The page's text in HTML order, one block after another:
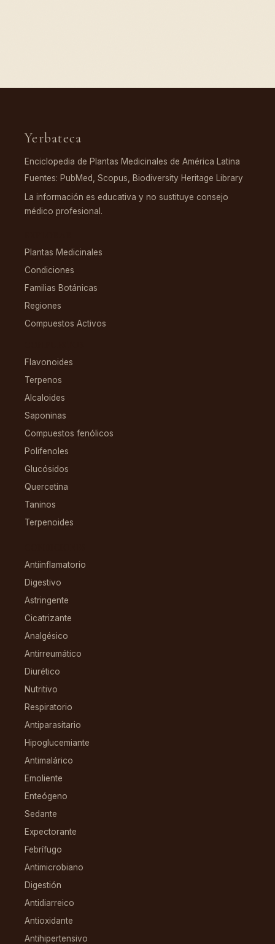
Yerbateca
Enciclopedia de Plantas Medicinales de América Latina
Fuentes: PubMed, Scopus, Biodiversity Heritage Library
La información es educativa y no sustituye consejo
médico profesional.
Plantas Medicinales
Condiciones
Familias Botánicas
Regiones
Compuestos Activos
Flavonoides
Terpenos
Alcaloides
Saponinas
Compuestos fenólicos
Polifenoles
Glucósidos
Quercetina
Taninos
Terpenoides
Antiinflamatorio
Digestivo
Astringente
Cicatrizante
Analgésico
Antirreumático
Diurético
Nutritivo
Respiratorio
Antiparasitario
Hipoglucemiante
Antimalárico
Emoliente
Enteógeno
Sedante
Expectorante
Febrífugo
Antimicrobiano
Digestión
Antidiarreico
Antioxidante
Antihipertensivo